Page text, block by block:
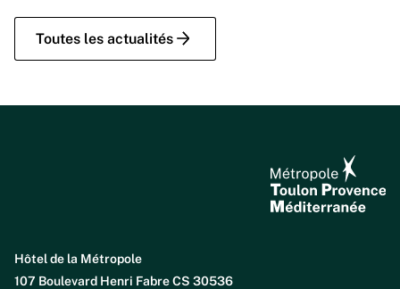
Toutes les actualités
Hôtel de la Métropole
107 Boulevard Henri Fabre CS 30536